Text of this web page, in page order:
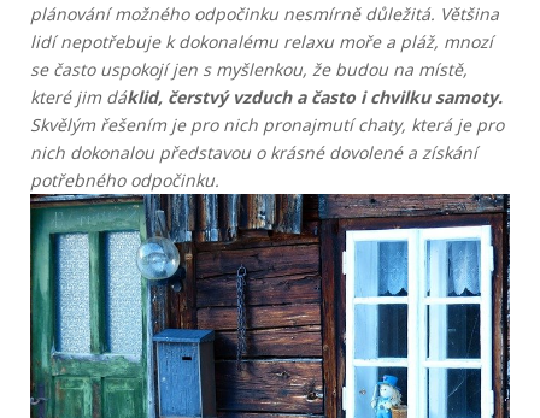
plánování možného odpočinku nesmírně důležitá. Většina
lidí nepotřebuje k dokonalému relaxu moře a pláž, mnozí
se často uspokojí jen s myšlenkou, že budou na místě,
které jim dáklid, čerstvý vzduch a často i chvilku samoty.
Skvělým řešením je pro nich pronajmutí chaty, která je pro
nich dokonalou představou o krásné dovolené a získání
potřebného odpočinku.